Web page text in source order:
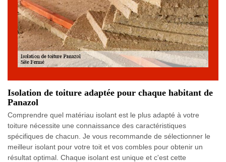
Isolation de toiture adaptée pour chaque habitant de
Panazol
Comprendre quel matériau isolant est le plus adapté à votre
toiture nécessite une connaissance des caractéristiques
spécifiques de chacun. Je vous recommande de sélectionner le
meilleur isolant pour votre toit et vos combles pour obtenir un
résultat optimal. Chaque isolant est unique et c'est cette